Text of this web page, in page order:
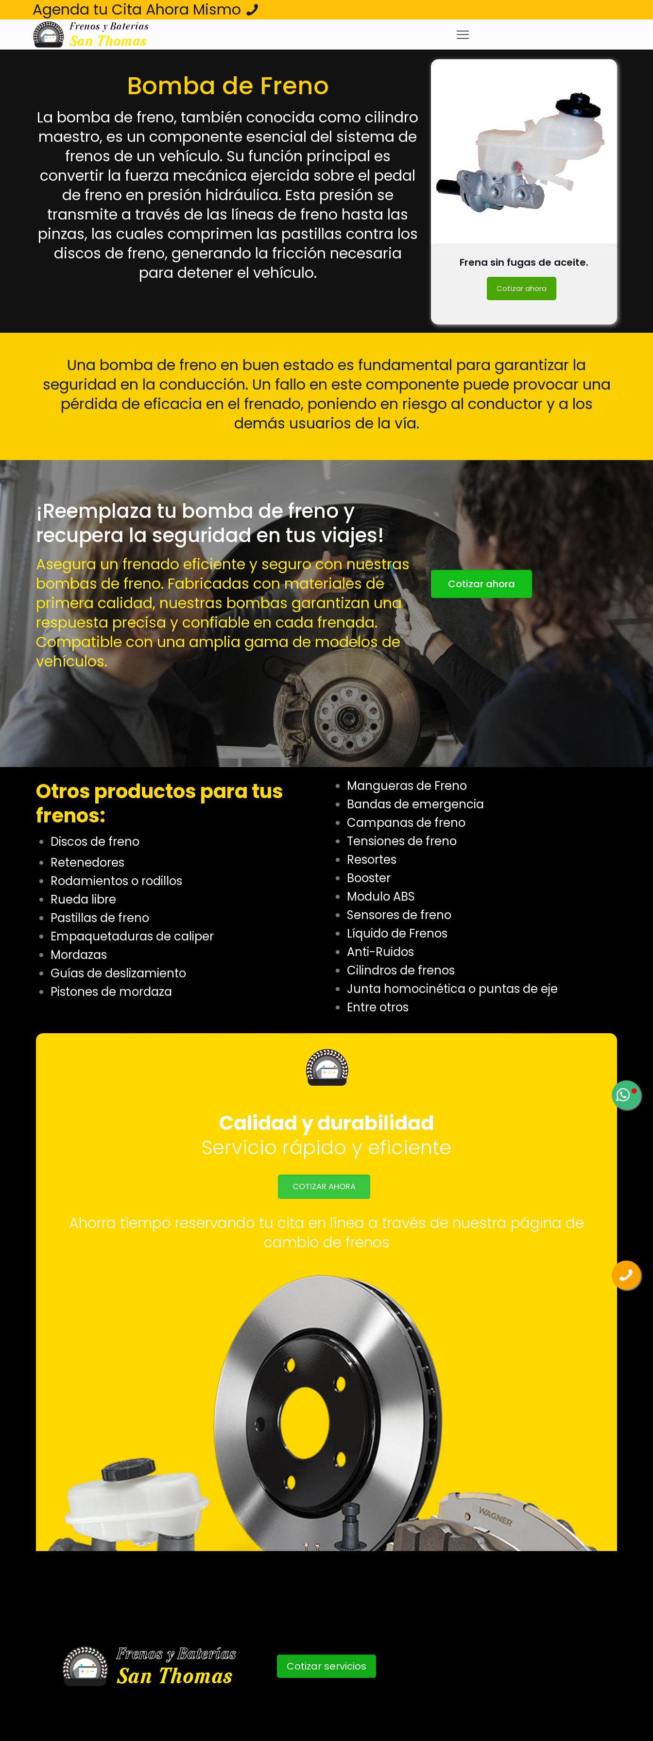
Agenda tu Cita Ahora Mismo
Bomba de Freno
La bomba de freno, también conocida como cilindro
maestro, es un componente esencial del sistema de
frenos de un vehículo. Su función principal es
convertir la fuerza mecánica ejercida sobre el pedal
de freno en presión hidráulica. Esta presión se
transmite a través de las líneas de freno hasta las
pinzas, las cuales comprimen las pastillas contra los
discos de freno, generando la fricción necesaria
para detener el vehículo.
Frena sin fugas de aceite.
Cotizar ahora
Una bomba de freno en buen estado es fundamental para garantizar la
seguridad en la conducción. Un fallo en este componente puede provocar una
pérdida de eficacia en el frenado, poniendo en riesgo al conductor y a los
demás usuarios de la vía.
¡Reemplaza tu bomba de freno y
recupera la seguridad en tus viajes!
Asegura un frenado eficiente y seguro con nuestras
bombas de freno. Fabricadas con materiales de
primera calidad, nuestras bombas garantizan una
respuesta precisa y confiable en cada frenada.
Compatible con una amplia gama de modelos de
vehículos.
Cotizar ahora
Otros productos para tus
frenos:
Discos de freno
Retenedores
Rodamientos o rodillos
Rueda libre
Pastillas de freno
Empaquetaduras de caliper
Mordazas
Guías de deslizamiento
Pistones de mordaza
Mangueras de Freno
Bandas de emergencia
Campanas de freno
Tensiones de freno
Resortes
Booster
Modulo ABS
Sensores de freno
Líquido de Frenos
Anti-Ruidos
Cilindros de frenos
Junta homocinética o puntas de eje
Entre otros
Calidad y durabilidad
Servicio rápido y eficiente
COTIZAR AHORA
Ahorra tiempo reservando tu cita en línea a través de nuestra página de
cambio de frenos
Cotizar servicios